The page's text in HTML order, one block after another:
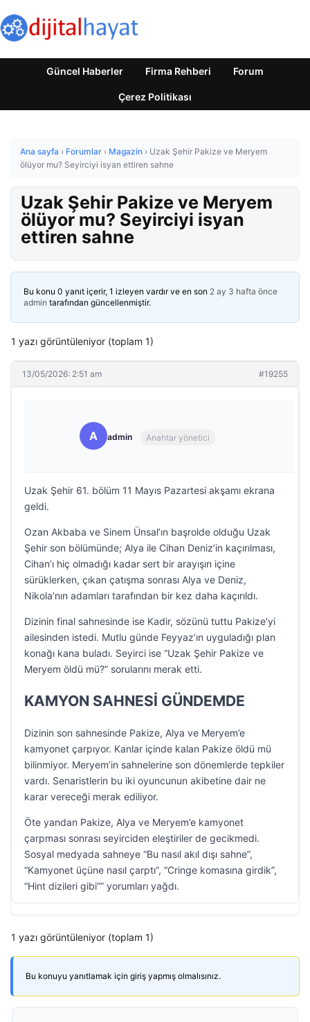
Güncel Haberler Firma Rehberi Forum
Çerez Politikası
Ana sayfa › Forumlar › Magazin › Uzak Şehir Pakize ve Meryem
ölüyor mu? Seyirciyi isyan ettiren sahne
Uzak Şehir Pakize ve Meryem
ölüyor mu? Seyirciyi isyan
ettiren sahne
Bu konu 0 yanıt içerir, 1 izleyen vardır ve en son 2 ay 3 hafta önce
admin tarafından güncellenmiştir.
1 yazı görüntüleniyor (toplam 1)
13/05/2026: 2:51 am #19255
A admin Anahtar yönetici
Uzak Şehir 61. bölüm 11 Mayıs Pazartesi akşamı ekrana
geldi.
Ozan Akbaba ve Sinem Ünsal’ın başrolde olduğu Uzak
Şehir son bölümünde; Alya ile Cihan Deniz’in kaçırılması,
Cihan’ı hiç olmadığı kadar sert bir arayışın içine
sürüklerken, çıkan çatışma sonrası Alya ve Deniz,
Nikola’nın adamları tarafından bir kez daha kaçırıldı.
Dizinin final sahnesinde ise Kadir, sözünü tuttu Pakize’yi
ailesinden istedi. Mutlu günde Feyyaz’ın uyguladığı plan
konağı kana buladı. Seyirci ise “Uzak Şehir Pakize ve
Meryem öldü mü?” sorularını merak etti.
KAMYON SAHNESİ GÜNDEMDE
Dizinin son sahnesinde Pakize, Alya ve Meryem’e
kamyonet çarpıyor. Kanlar içinde kalan Pakize öldü mü
bilinmiyor. Meryem’in sahnelerine son dönemlerde tepkiler
vardı. Senaristlerin bu iki oyuncunun akibetine dair ne
karar vereceği merak ediliyor.
Öte yandan Pakize, Alya ve Meryem’e kamyonet
çarpması sonrası seyirciden eleştiriler de gecikmedi.
Sosyal medyada sahneye “Bu nasıl akıl dışı sahne”,
“Kamyonet üçüne nasıl çarptı”, “Cringe komasına girdik”,
“Hint dizileri gibi”” yorumları yağdı.
1 yazı görüntüleniyor (toplam 1)
Bu konuyu yanıtlamak için giriş yapmış olmalısınız.